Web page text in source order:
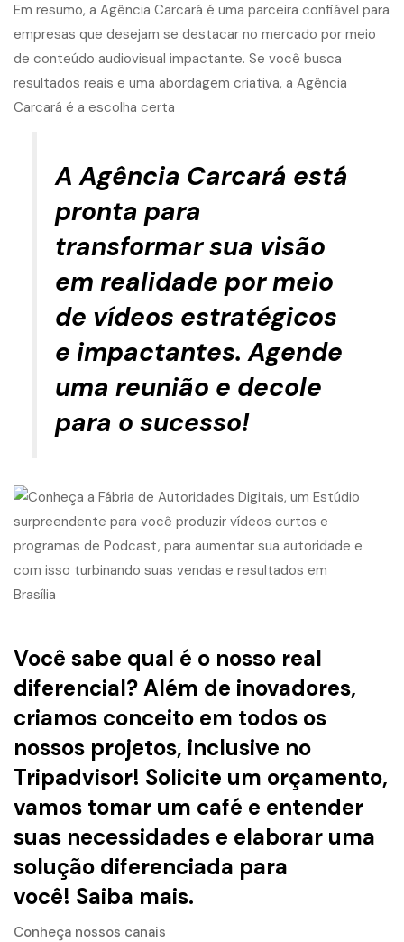
Em resumo, a Agência Carcará é uma parceira confiável para
empresas que desejam se destacar no mercado por meio
de conteúdo audiovisual impactante. Se você busca
resultados reais e uma abordagem criativa, a Agência
Carcará é a escolha certa
A Agência Carcará está
pronta para
transformar sua visão
em realidade por meio
de vídeos estratégicos
e impactantes. Agende
uma reunião e decole
para o sucesso!
Você sabe qual é o nosso real
diferencial? Além de inovadores,
criamos conceito em todos os
nossos projetos, inclusive no
Tripadvisor! Solicite um orçamento,
vamos tomar um café e entender
suas necessidades e elaborar uma
solução diferenciada para
você! Saiba mais.
Conheça nossos canais